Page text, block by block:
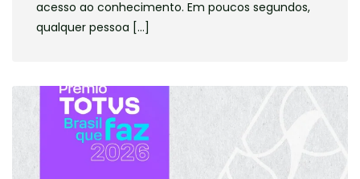
Rua Tuiuti, 1442
WhatsApp.: (11) 94749-3482
E-mail: relacionamento@cessp.com.br
INSTAGRAM VISITE O SITE
acesso ao conhecimento. Em poucos segundos,
qualquer pessoa […]